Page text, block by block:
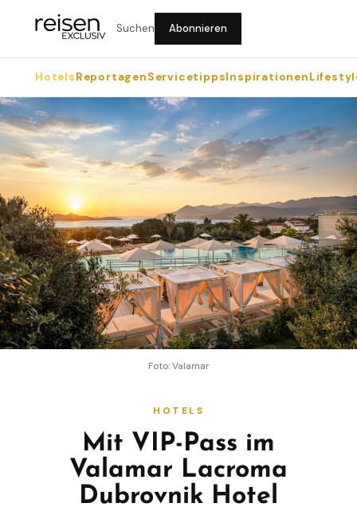
Suchen Abonnieren
HotelsReportagenServicetippsInspirationen
Foto: Valamar
HOTELS
Mit VIP-Pass im
Valamar Lacroma
Dubrovnik Hotel